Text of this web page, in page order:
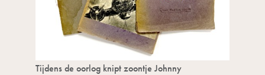
Tijdens de oorlog knipt zoontje Johnny